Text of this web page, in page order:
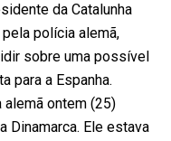
da Catalunha
polícia alemã,
sobre uma possível
para a Espanha.
ontem (25)
Dinamarca. Ele estava